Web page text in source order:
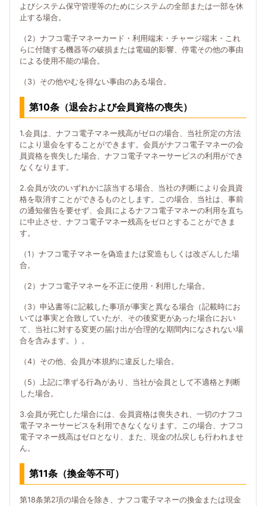
よびシステム保守管理等のためにシステムの全部または一部を休
止する場合。
（2）ナフコ電子マネーカード・利用端末・チャージ端末・これ
らに付随する機器等の破損または電磁的影響、停電その他の事由
による使用不能の場合。
（3）その他やむを得ない事由のある場合。
第10条（退会および会員資格の喪失）
1.会員は、ナフコ電子マネー残高がゼロの場合、当社所定の方法
により退会をすることができます。会員がナフコ電子マネーの会
員資格を喪失した場合、ナフコ電子マネーサービスの利用ができ
なくなります。
2.会員が次のいずれかに該当する場合、当社の判断により会員資
格を取消すことができるものとします。この場合、当社は、事前
の通知催告を要せず、会員によるナフコ電子マネーの利用を直ち
に中止させ、ナフコ電子マネー残高をゼロとすることができま
す。
（1）ナフコ電子マネーを偽造または変造もしくは改ざんした場
合。
（2）ナフコ電子マネーを不正に使用・利用した場合。
（3）申込書等に記載した事項が事実と異なる場合（記載時にお
いては事実と合致していたが、その後変更があった場合におい
て、当社に対する変更の届け出が合理的な期間内になされない場
合を含みます。）。
（4）その他、会員が本規約に違反した場合。
（5）上記に準ずる行為があり、当社が会員として不適格と判断
した場合。
3.会員が死亡した場合には、会員資格は喪失され、一切のナフコ
電子マネーサービスを利用できなくなります。この場合、ナフコ
電子マネー残高はゼロとなり、また、現金の払戻しも行われませ
ん。
第11条（換金等不可）
第18条第2項の場合を除き、ナフコ電子マネーの換金または現金